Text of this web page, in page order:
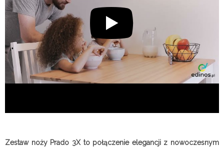
Zestaw noży Prado 3X to połączenie elegancji z nowoczesnym